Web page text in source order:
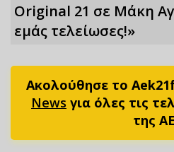
Original 21 σε Μάκη
εμάς τελείωσες!»
Ακολούθησε το
News για όλες τις
της